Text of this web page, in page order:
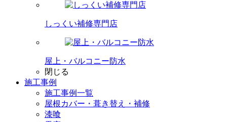
しっくい補修専門店
屋上・バルコニー防水
閉じる
施工事例
施工事例一覧
屋根カバー・葺き替え・補修
漆喰